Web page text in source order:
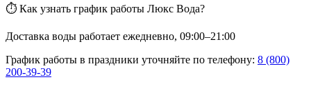
⏱ Как узнать график работы Люкс Вода?
Доставка воды работает ежедневно, 09:00–21:00
График работы в праздники уточняйте по телефону: 8 (800)
200-39-39